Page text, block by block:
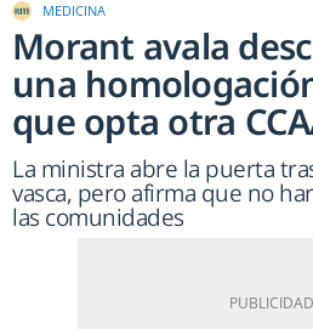
MEDICINA
Morant avala
una
que opta otra
La ministra abre la puerta
vasca, pero afirma que no
las comunidades